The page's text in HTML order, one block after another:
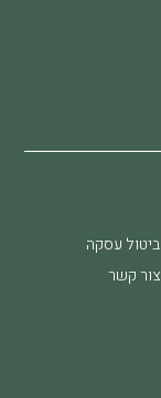
ביטול עסקה
צור קשר